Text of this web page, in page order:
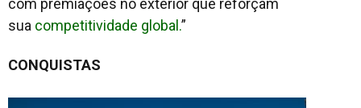
com premiações no exterior que reforçam
sua competitividade global.”
CONQUISTAS